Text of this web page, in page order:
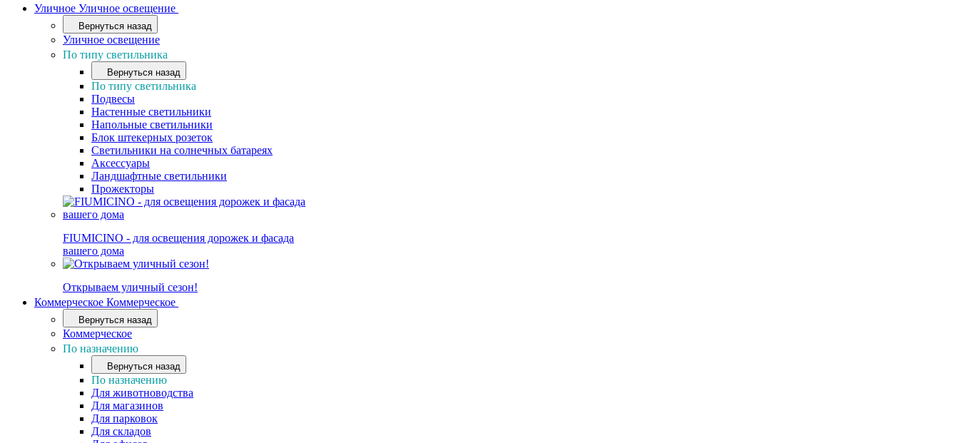
Уличное Уличное освещение
Вернуться назад
Уличное освещение
По типу светильника
Вернуться назад
По типу светильника
Подвесы
Настенные светильники
Напольные светильники
Блок штекерных розеток
Светильники на солнечных батареях
Аксессуары
Ландшафтные светильники
Прожекторы
FIUMICINO - для освещения дорожек и фасада
вашего дома
Открываем уличный сезон!
Коммерческое Коммерческое
Вернуться назад
Коммерческое
По назначению
Вернуться назад
По назначению
Для животноводства
Для магазинов
Для парковок
Для складов